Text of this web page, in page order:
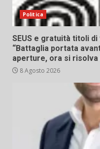
Politica
SEUS e gratuità titoli
“Battaglia portata
aperture, ora si risolva
8 Agosto 2026